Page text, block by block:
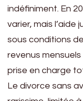
indéfiniment. En
varier, mais l’aide
sous conditions
revenus
prise en charge
Le divorce sans